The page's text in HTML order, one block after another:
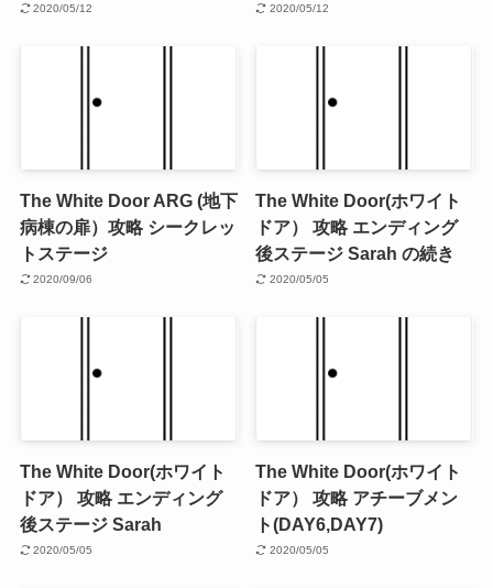
2020/05/12 2020/05/12
The White Door ARG (地下
病棟の扉）攻略 シークレッ
トステージ
2020/09/06
The White Door(ホワイト
ドア） 攻略 エンディング
後ステージ Sarah の続き
2020/05/05
The White Door(ホワイト
ドア） 攻略 エンディング
後ステージ Sarah
2020/05/05
The White Door(ホワイト
ドア） 攻略 アチーブメン
ト(DAY6,DAY7)
2020/05/05